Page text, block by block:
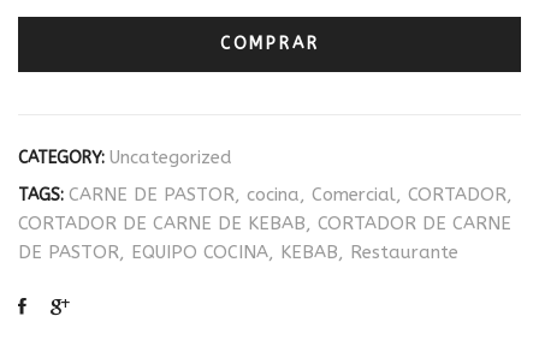
COMPRAR
CATEGORY: Uncategorized
TAGS: CARNE DE PASTOR, cocina, Comercial, CORTADOR,
CORTADOR DE CARNE DE KEBAB, CORTADOR DE CARNE
DE PASTOR, EQUIPO COCINA, KEBAB, Restaurante